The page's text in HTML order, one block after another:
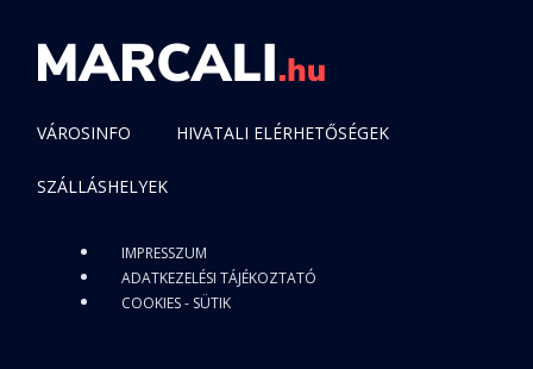
VÁROSINFO HIVATALI ELÉRHETŐSÉGEK
SZÁLLÁSHELYEK
IMPRESSZUM
ADATKEZELÉSI TÁJÉKOZTATÓ
COOKIES - SÜTIK